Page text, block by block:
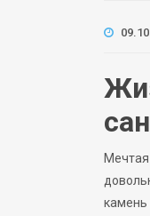
Мечтая
камень